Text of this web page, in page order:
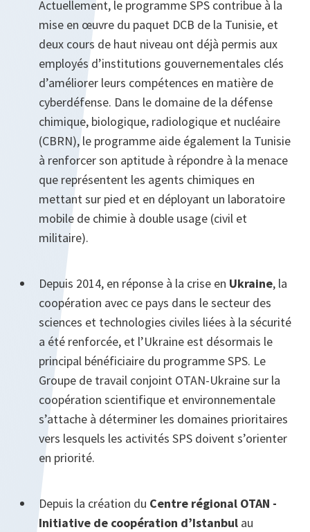
Actuellement, le programme SPS contribue à la
mise en œuvre du paquet DCB de la Tunisie, et
deux cours de haut niveau ont déjà permis aux
employés d’institutions gouvernementales clés
d’améliorer leurs compétences en matière de
cyberdéfense. Dans le domaine de la défense
chimique, biologique, radiologique et nucléaire
(CBRN), le programme aide également la Tunisie
à renforcer son aptitude à répondre à la menace
que représentent les agents chimiques en
mettant sur pied et en déployant un laboratoire
mobile de chimie à double usage (civil et
militaire).
Depuis 2014, en réponse à la crise en Ukraine, la
coopération avec ce pays dans le secteur des
sciences et technologies civiles liées à la sécurité
a été renforcée, et l’Ukraine est désormais le
principal bénéficiaire du programme SPS. Le
Groupe de travail conjoint OTAN-Ukraine sur la
coopération scientifique et environnementale
s’attache à déterminer les domaines prioritaires
vers lesquels les activités SPS doivent s’orienter
en priorité.
Depuis la création du Centre régional OTAN -
Initiative de coopération d’Istanbul au